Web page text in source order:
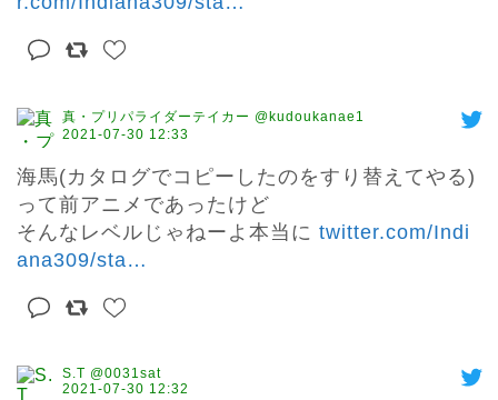
真・プリパライダーテイカー @kudoukanae1
2021-07-30 12:33
海馬(カタログでコピーしたのをすり替えてやる)
って前アニメであったけど
そんなレベルじゃねーよ本当に twitter.com/Indi
ana309/sta…
S.T @0031sat
2021-07-30 12:32